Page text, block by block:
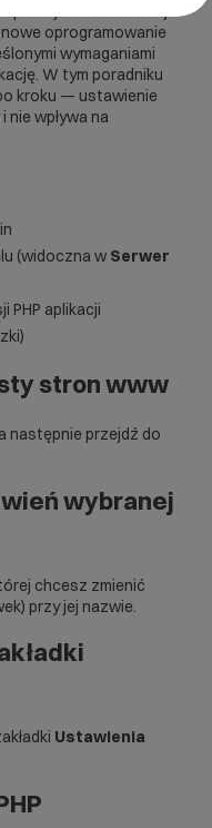
Zmiana wersji
oprogramowanie
wymaganiami
W tym poradniku
kroku — ustawienie
wpływa na
(widoczna w Serwer
PHP aplikacji
stron www
następnie przejdź do
wybranej
chcesz zmienić
przy jej nazwie.
Ustawienia